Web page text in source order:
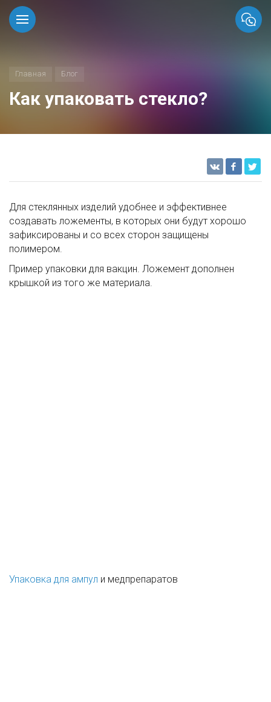
Главная Блог
Как упаковать стекло?
Для стеклянных изделий удобнее и эффективнее
создавать ложементы, в которых они будут хорошо
зафиксированы и со всех сторон защищены
полимером.
Пример упаковки для вакцин. Ложемент дополнен
крышкой из того же материала.
Упаковка для ампул и медпрепаратов